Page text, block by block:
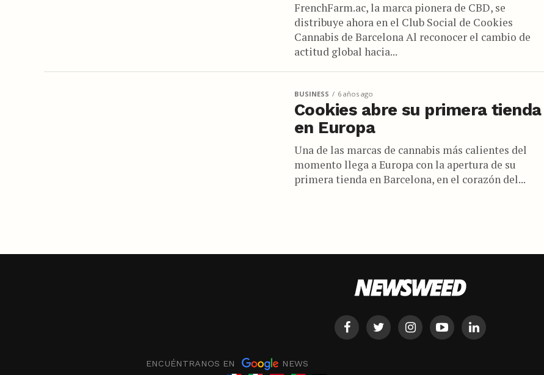
FrenchFarm.ac, la marca pionera de CBD, se
distribuye ahora en el Club Social de Cookies
Cannabis de Barcelona Al reconocer el cambio de
actitud global hacia...
BUSINESS 6 años ago
Cookies abre su primera tienda
en Europa
Una de las marcas de cannabis más calientes del
momento llega a Europa con la apertura de su
primera tienda en Barcelona, en el corazón del...
ENCUÉNTRANOS EN
NEWS